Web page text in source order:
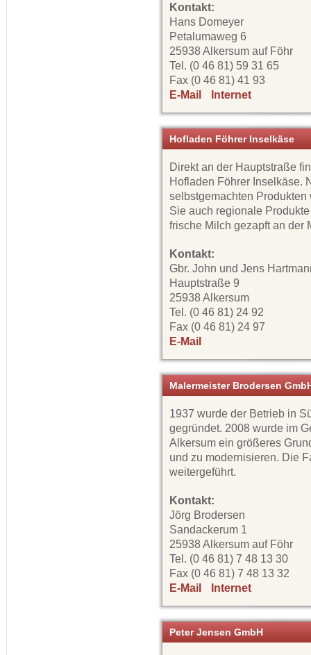
Kontakt:
Hans Domeyer
Petalumaweg 6
25938 Alkersum auf Föhr
Tel. (0 46 81) 59 31 65
Fax (0 46 81) 41 93
E-Mail
Internet
Hofladen Föhrer Inselkäse
Direkt an der Hauptstraße
Hofladen Föhrer Inselkäse.
selbstgemachten
Sie auch regionale
frische Milch gezapft an der
Kontakt:
Gbr. John und Jens
Hauptstraße 9
25938 Alkersum
Tel. (0 46 81) 24 92
Fax (0 46 81) 24 97
E-Mail
Malermeister Brodersen
1937 wurde der Betrieb in
gegründet. 2008 wurde im
Alkersum ein größeres
und zu modernisieren. Die
weitergeführt.
Kontakt:
Jörg Brodersen
Sandackerum 1
25938 Alkersum auf Föhr
Tel. (0 46 81) 7 48 13 30
Fax (0 46 81) 7 48 13 32
E-Mail
Internet
Peter Jensen GmbH